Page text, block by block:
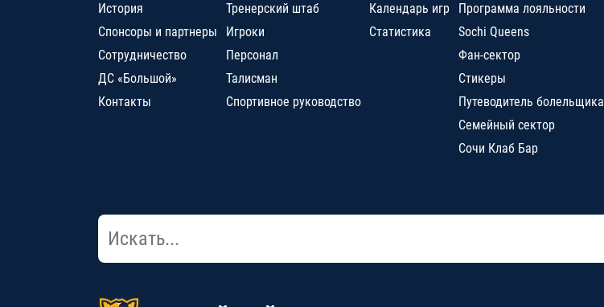
История
Спонсоры и партнеры
Сотрудничество
ДС «Большой»
Контакты
Тренерский штаб
Игроки
Персонал
Талисман
Спортивное руководство
Календарь игр
Статистика
Программа лояльности
Sochi Queens
Фан-сектор
Стикеры
Путеводитель болельщика
Семейный сектор
Сочи Клаб Бар